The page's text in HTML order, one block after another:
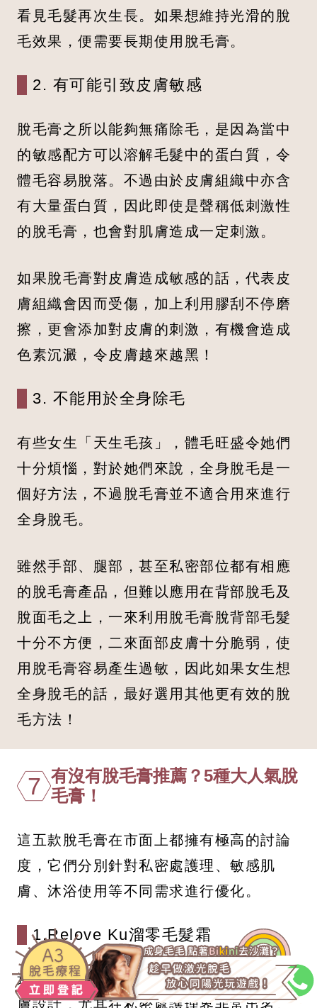
看見毛髮再次生長。如果想維持光滑的脫
毛效果，便需要長期使用脫毛膏。
2. 有可能引致皮膚敏感
脫毛膏之所以能夠無痛除毛，是因為當中
的敏感配方可以溶解毛髮中的蛋白質，令
體毛容易脫落。不過由於皮膚組織中亦含
有大量蛋白質，因此即使是聲稱低刺激性
的脫毛膏，也會對肌膚造成一定刺激。
如果脫毛膏對皮膚造成敏感的話，代表皮
膚組織會因而受傷，加上利用膠刮不停磨
擦，更會添加對皮膚的刺激，有機會造成
色素沉澱，令皮膚越來越黑！
3. 不能用於全身除毛
有些女生「天生毛孩」，體毛旺盛令她們
十分煩惱，對於她們來說，全身脫毛是一
個好方法，不過脫毛膏並不適合用來進行
全身脫毛。
雖然手部、腿部，甚至私密部位都有相應
的脫毛膏產品，但難以應用在背部脫毛及
脫面毛之上，一來利用脫毛膏脫背部毛髮
十分不方便，二來面部皮膚十分脆弱，使
用脫毛膏容易產生過敏，因此如果女生想
全身脫毛的話，最好選用其他更有效的脫
毛方法！
7 有沒有脫毛膏推薦？5種大人氣脫
毛膏！
這五款脫毛膏在市面上都擁有極高的討論
度，它們分別針對私密處護理、敏感肌
膚、沐浴使用等不同需求進行優化。
1.Relove Ku溜零毛髮霜
這款來自台灣的品牌，專為亞洲人細緻肌
膚設計，尤其在私密處護理界非常出名。